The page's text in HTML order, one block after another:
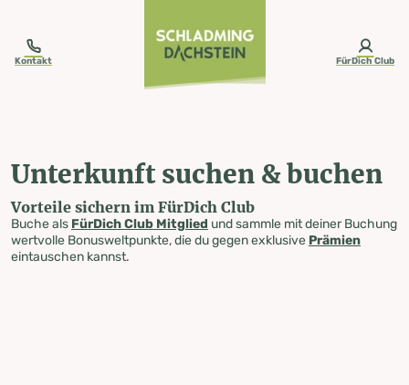
Kontakt FürDich Club
Unterkunft suchen & buchen
Vorteile sichern im FürDich Club
Buche als FürDich Club Mitglied und sammle mit deiner Buchung
wertvolle Bonusweltpunkte, die du gegen exklusive Prämien
eintauschen kannst.